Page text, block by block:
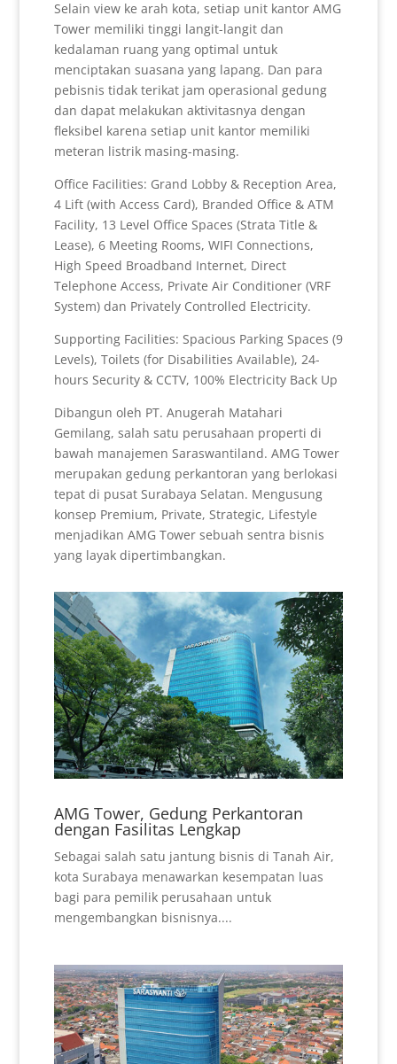
Selain view ke arah kota, setiap unit kantor AMG
Tower memiliki tinggi langit-langit dan
kedalaman ruang yang optimal untuk
menciptakan suasana yang lapang. Dan para
pebisnis tidak terikat jam operasional gedung
dan dapat melakukan aktivitasnya dengan
fleksibel karena setiap unit kantor memiliki
meteran listrik masing-masing.
Office Facilities: Grand Lobby & Reception Area,
4 Lift (with Access Card), Branded Office & ATM
Facility, 13 Level Office Spaces (Strata Title &
Lease), 6 Meeting Rooms, WIFI Connections,
High Speed Broadband Internet, Direct
Telephone Access, Private Air Conditioner (VRF
System) dan Privately Controlled Electricity.
Supporting Facilities: Spacious Parking Spaces (9
Levels), Toilets (for Disabilities Available), 24-
hours Security & CCTV, 100% Electricity Back Up
Dibangun oleh PT. Anugerah Matahari
Gemilang, salah satu perusahaan properti di
bawah manajemen Saraswantiland. AMG Tower
merupakan gedung perkantoran yang berlokasi
tepat di pusat Surabaya Selatan. Mengusung
konsep Premium, Private, Strategic, Lifestyle
menjadikan AMG Tower sebuah sentra bisnis
yang layak dipertimbangkan.
AMG Tower, Gedung Perkantoran
dengan Fasilitas Lengkap
Sebagai salah satu jantung bisnis di Tanah Air,
kota Surabaya menawarkan kesempatan luas
bagi para pemilik perusahaan untuk
mengembangkan bisnisnya....